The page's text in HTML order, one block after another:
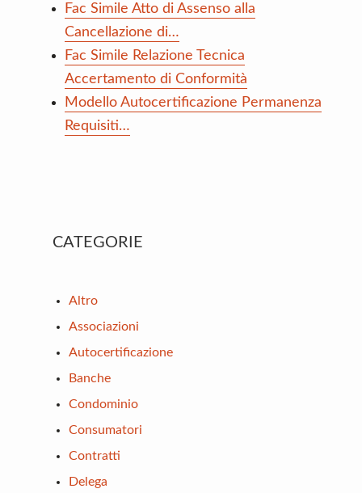
Fac Simile Atto di Assenso alla
Cancellazione di…
Fac Simile Relazione Tecnica
Accertamento di Conformità
Modello Autocertificazione Permanenza
Requisiti…
Primary
CATEGORIE
Altro
Associazioni
Autocertificazione
Banche
Condominio
Consumatori
Contratti
Delega